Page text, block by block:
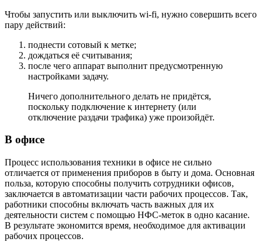
Чтобы запустить или выключить wi-fi, нужно совершить всего
пару действий:
поднести сотовый к метке;
дождаться её считывания;
после чего аппарат выполнит предусмотренную
настройками задачу.
Ничего дополнительного делать не придётся,
поскольку подключение к интернету (или
отключение раздачи трафика) уже произойдёт.
В офисе
Процесс использования техники в офисе не сильно
отличается от применения приборов в быту и дома. Основная
польза, которую способны получить сотрудники офисов,
заключается в автоматизации части рабочих процессов. Так,
работники способны включать часть важных для их
деятельности систем с помощью НФС-меток в одно касание.
В результате экономится время, необходимое для активации
рабочих процессов.